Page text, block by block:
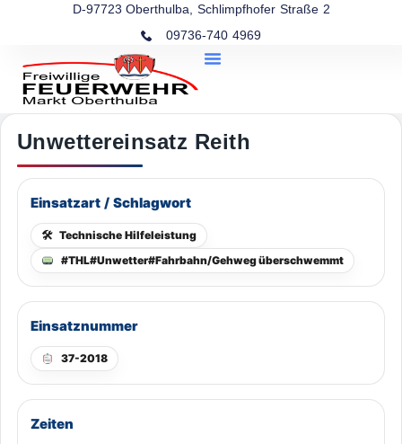
D-97723 Oberthulba, Schlimpfhofer Straße 2
09736-740 4969
Unwettereinsatz Reith
Einsatzart / Schlagwort
🛠 Technische Hilfeleistung
#THL#Unwetter#Fahrbahn/Gehweg überschwemmt
Einsatznummer
37-2018
Zeiten